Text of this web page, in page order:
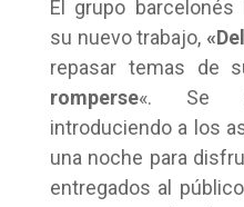
El grupo barcelonés
su nuevo trabajo,
repasar temas de
romperse«. Se
introduciendo a los
una noche para
entregados al